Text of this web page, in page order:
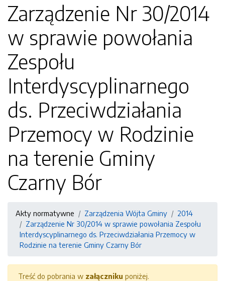
Zarządzenie Nr 30/2014
w sprawie powołania
Zespołu
Interdyscyplinarnego
ds. Przeciwdziałania
Przemocy w Rodzinie
na terenie Gminy
Czarny Bór
Akty normatywne Zarządzenia Wójta Gminy
2014
Zarządzenie Nr 30/2014 w sprawie powołania Zespołu
Interdyscyplinarnego ds. Przeciwdziałania Przemocy w
Rodzinie na terenie Gminy Czarny Bór
Treść do pobrania w załączniku poniżej.